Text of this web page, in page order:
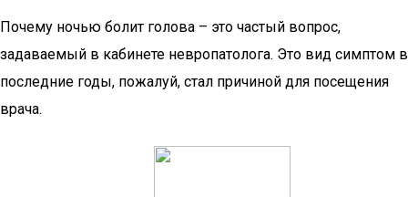
Почему ночью болит голова – это частый вопрос,
задаваемый в кабинете невропатолога. Это вид симптом в
последние годы, пожалуй, стал причиной для посещения
врача.